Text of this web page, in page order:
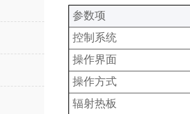
‌参数项‌
控制系统
操作界面
操作方式
辐射热板